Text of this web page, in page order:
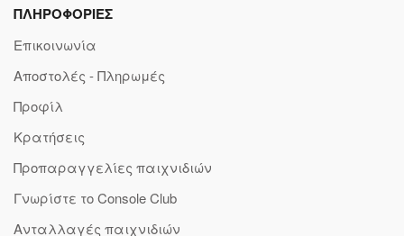
ΠΛΗΡΟΦΟΡΙΕΣ
Επικοινωνία
Αποστολές - Πληρωμές
Προφίλ
Κρατήσεις
Προπαραγγελίες παιχνιδιών
Γνωρίστε το Console Club
Ανταλλαγές παιχνιδιών